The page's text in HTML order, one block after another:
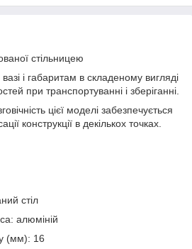
стільницею
і габаритам в складеному вигляді
при транспортуванні і зберіганні.
цієї моделі забезпечується
конструкції в декількох точках.
стіл
алюміній
(мм): 16